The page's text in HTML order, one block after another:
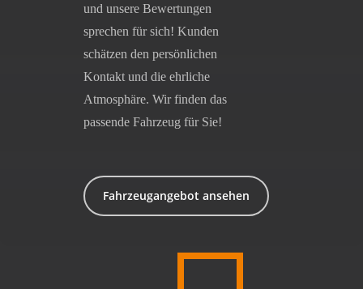
und unsere Bewertungen
sprechen für sich! Kunden
schätzen den persönlichen
Kontakt und die ehrliche
Atmosphäre. Wir finden das
passende Fahrzeug für Sie!
Fahrzeugangebot ansehen